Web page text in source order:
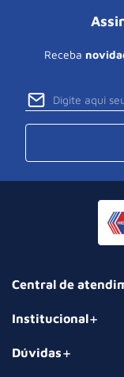
Receba
Central de
Institucional
Dúvidas